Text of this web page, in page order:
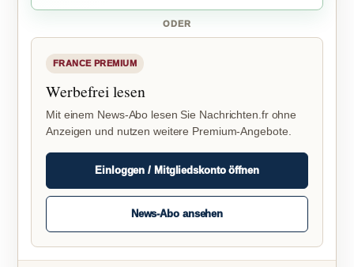
ODER
FRANCE PREMIUM
Werbefrei lesen
Mit einem News-Abo lesen Sie Nachrichten.fr ohne
Anzeigen und nutzen weitere Premium-Angebote.
Einloggen / Mitgliedskonto öffnen
News-Abo ansehen